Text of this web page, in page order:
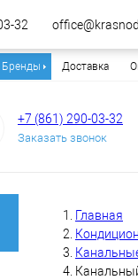
Бренды Доставка
+7 (861) 290-03-32
Заказать звонок
Главная
32